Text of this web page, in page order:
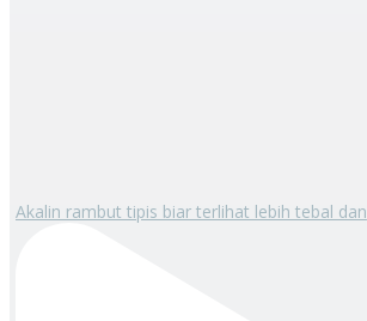
Akalin rambut tipis biar terlihat lebih tebal dan